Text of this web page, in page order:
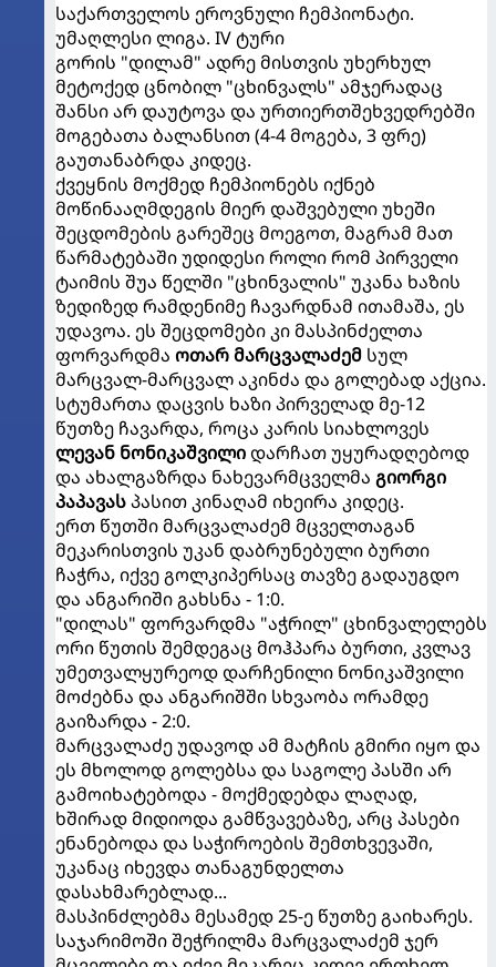
საქართველოს ეროვნული ჩემპიონატი.
უმაღლესი ლიგა. IV ტური
გორის "დილამ" ადრე მისთვის უხერხულ
მეტოქედ ცნობილ "ცხინვალს" ამჯერადაც
შანსი არ დაუტოვა და ურთიერთშეხვედრებში
მოგებათა ბალანსით (4-4 მოგება, 3 ფრე)
გაუთანაბრდა კიდეც.
ქვეყნის მოქმედ ჩემპიონებს იქნებ
მოწინააღმდეგის მიერ დაშვებული უხეში
შეცდომების გარეშეც მოეგოთ, მაგრამ მათ
წარმატებაში უდიდესი როლი რომ პირველი
ტაიმის შუა წელში "ცხინვალის" უკანა ხაზის
ზედიზედ რამდენიმე ჩავარდნამ ითამაშა, ეს
უდავოა. ეს შეცდომები კი მასპინძელთა
ფორვარდმა ოთარ მარცვალაძემ სულ
მარცვალ-მარცვალ აკინძა და გოლებად აქცია.
სტუმართა დაცვის ხაზი პირველად მე-12
წუთზე ჩავარდა, როცა კარის სიახლოვეს
ლევან ნონიკაშვილიდარჩათ უყურადღებოდ
და ახალგაზრდა ნახევარმცველმა გიორგი
პაპავასპასით კინაღამ იხეირა კიდეც.
ერთ წუთში მარცვალაძემ მცველთაგან
მეკარისთვის უკან დაბრუნებული ბურთი
ჩაჭრა, იქვე გოლკიპერსაც თავზე გადაუგდო
და ანგარიში გახსნა - 1:0.
"დილას" ფორვარდმა "აჭრილ" ცხინვალელებს
ორი წუთის შემდეგაც მოჰპარა ბურთი, კვლავ
უმეთვალყურეოდ დარჩენილი ნონიკაშვილი
მოძებნა და ანგარიშში სხვაობა ორამდე
გაიზარდა - 2:0.
მარცვალაძე უდავოდ ამ მატჩის გმირი იყო და
ეს მხოლოდ გოლებსა და საგოლე პასში არ
გამოიხატებოდა - მოქმედებდა ლაღად,
ხშირად მიდიოდა გამწვავებაზე, არც პასები
ენანებოდა და საჭიროების შემთხვევაში,
უკანაც იხევდა თანაგუნდელთა
დასახმარებლად...
მასპინძლებმა მესამედ 25-ე წუთზე გაიხარეს.
საჯარიმოში შეჭრილმა მარცვალაძემ ჯერ